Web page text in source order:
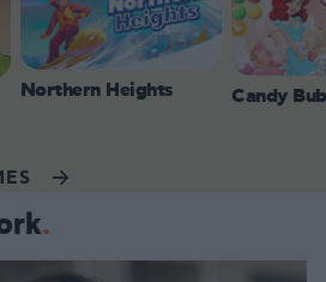
Northern Heights Candy